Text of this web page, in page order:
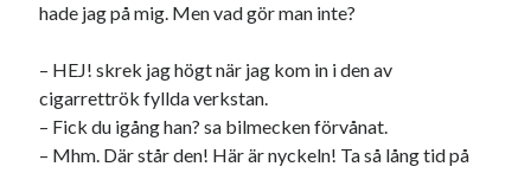
hade jag på mig. Men vad gör man inte?
– HEJ! skrek jag högt när jag kom in i den av
cigarrettrök fyllda verkstan.
– Fick du igång han? sa bilmecken förvånat.
– Mhm. Där står den! Här är nyckeln! Ta så lång tid på